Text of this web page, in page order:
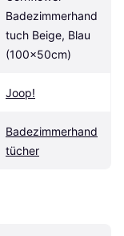
Badezimmerhand
tuch Beige, Blau
(100x50cm)
Joop!
Badezimmerhand
tücher